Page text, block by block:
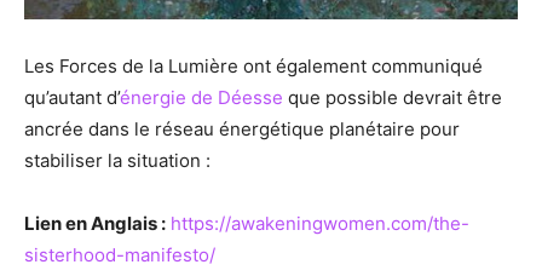
Les Forces de la Lumière ont également communiqué
qu’autant d’énergie de Déesse que possible devrait être
ancrée dans le réseau énergétique planétaire pour
stabiliser la situation :
Lien en Anglais : https://awakeningwomen.com/the-
sisterhood-manifesto/